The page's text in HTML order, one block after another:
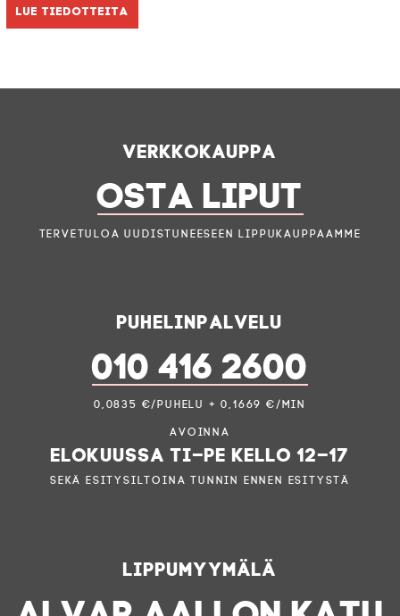
Lue tiedotteita
Verkkokauppa
OSTA LIPUT
Tervetuloa uudistuneeseen lippukauppaamme
Puhelinpalvelu
010 416 2600
0,0835 €/puhelu + 0,1669 €/min
Avoinna
elokuussa ti–pe kello 12–17
sekä esitysiltoina tunnin ennen esitystä
Lippumyymälä
ALVAR AALLON KATU